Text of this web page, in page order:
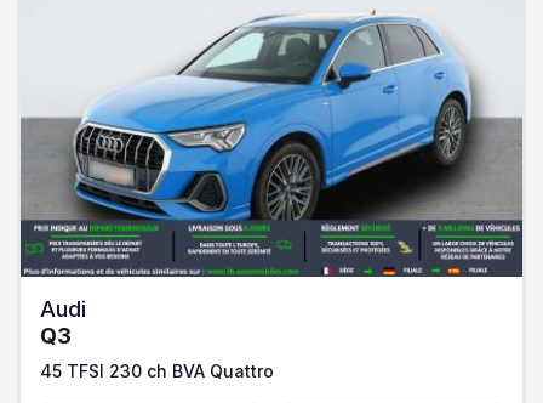
Audi
Q3
45 TFSI 230 ch BVA Quattro